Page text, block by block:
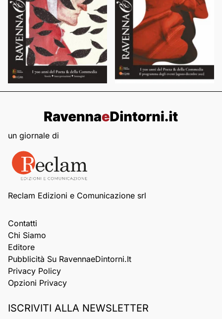
un giornale di
Reclam Edizioni e Comunicazione srl
Contatti
Chi Siamo
Editore
Pubblicità Su RavennaeDintorni.it
Privacy Policy
Opzioni Privacy
ISCRIVITI ALLA NEWSLETTER